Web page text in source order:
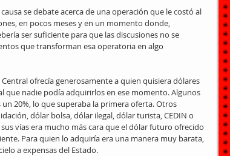
se debate acerca de una operación que le costó al
en pocos meses y en un momento donde,
ser suficiente para que las discusiones no se
que transforman esa operatoria en algo
ofrecía generosamente a quien quisiera dólares
que nadie podía adquirirlos en ese momento. Algunos
20%, lo que superaba la primera oferta. Otros
dólar bolsa, dólar ilegal, dólar turista, CEDIN o
vías era mucho más cara que el dólar futuro ofrecido
Para quien lo adquiría era una manera muy barata,
a expensas del Estado.